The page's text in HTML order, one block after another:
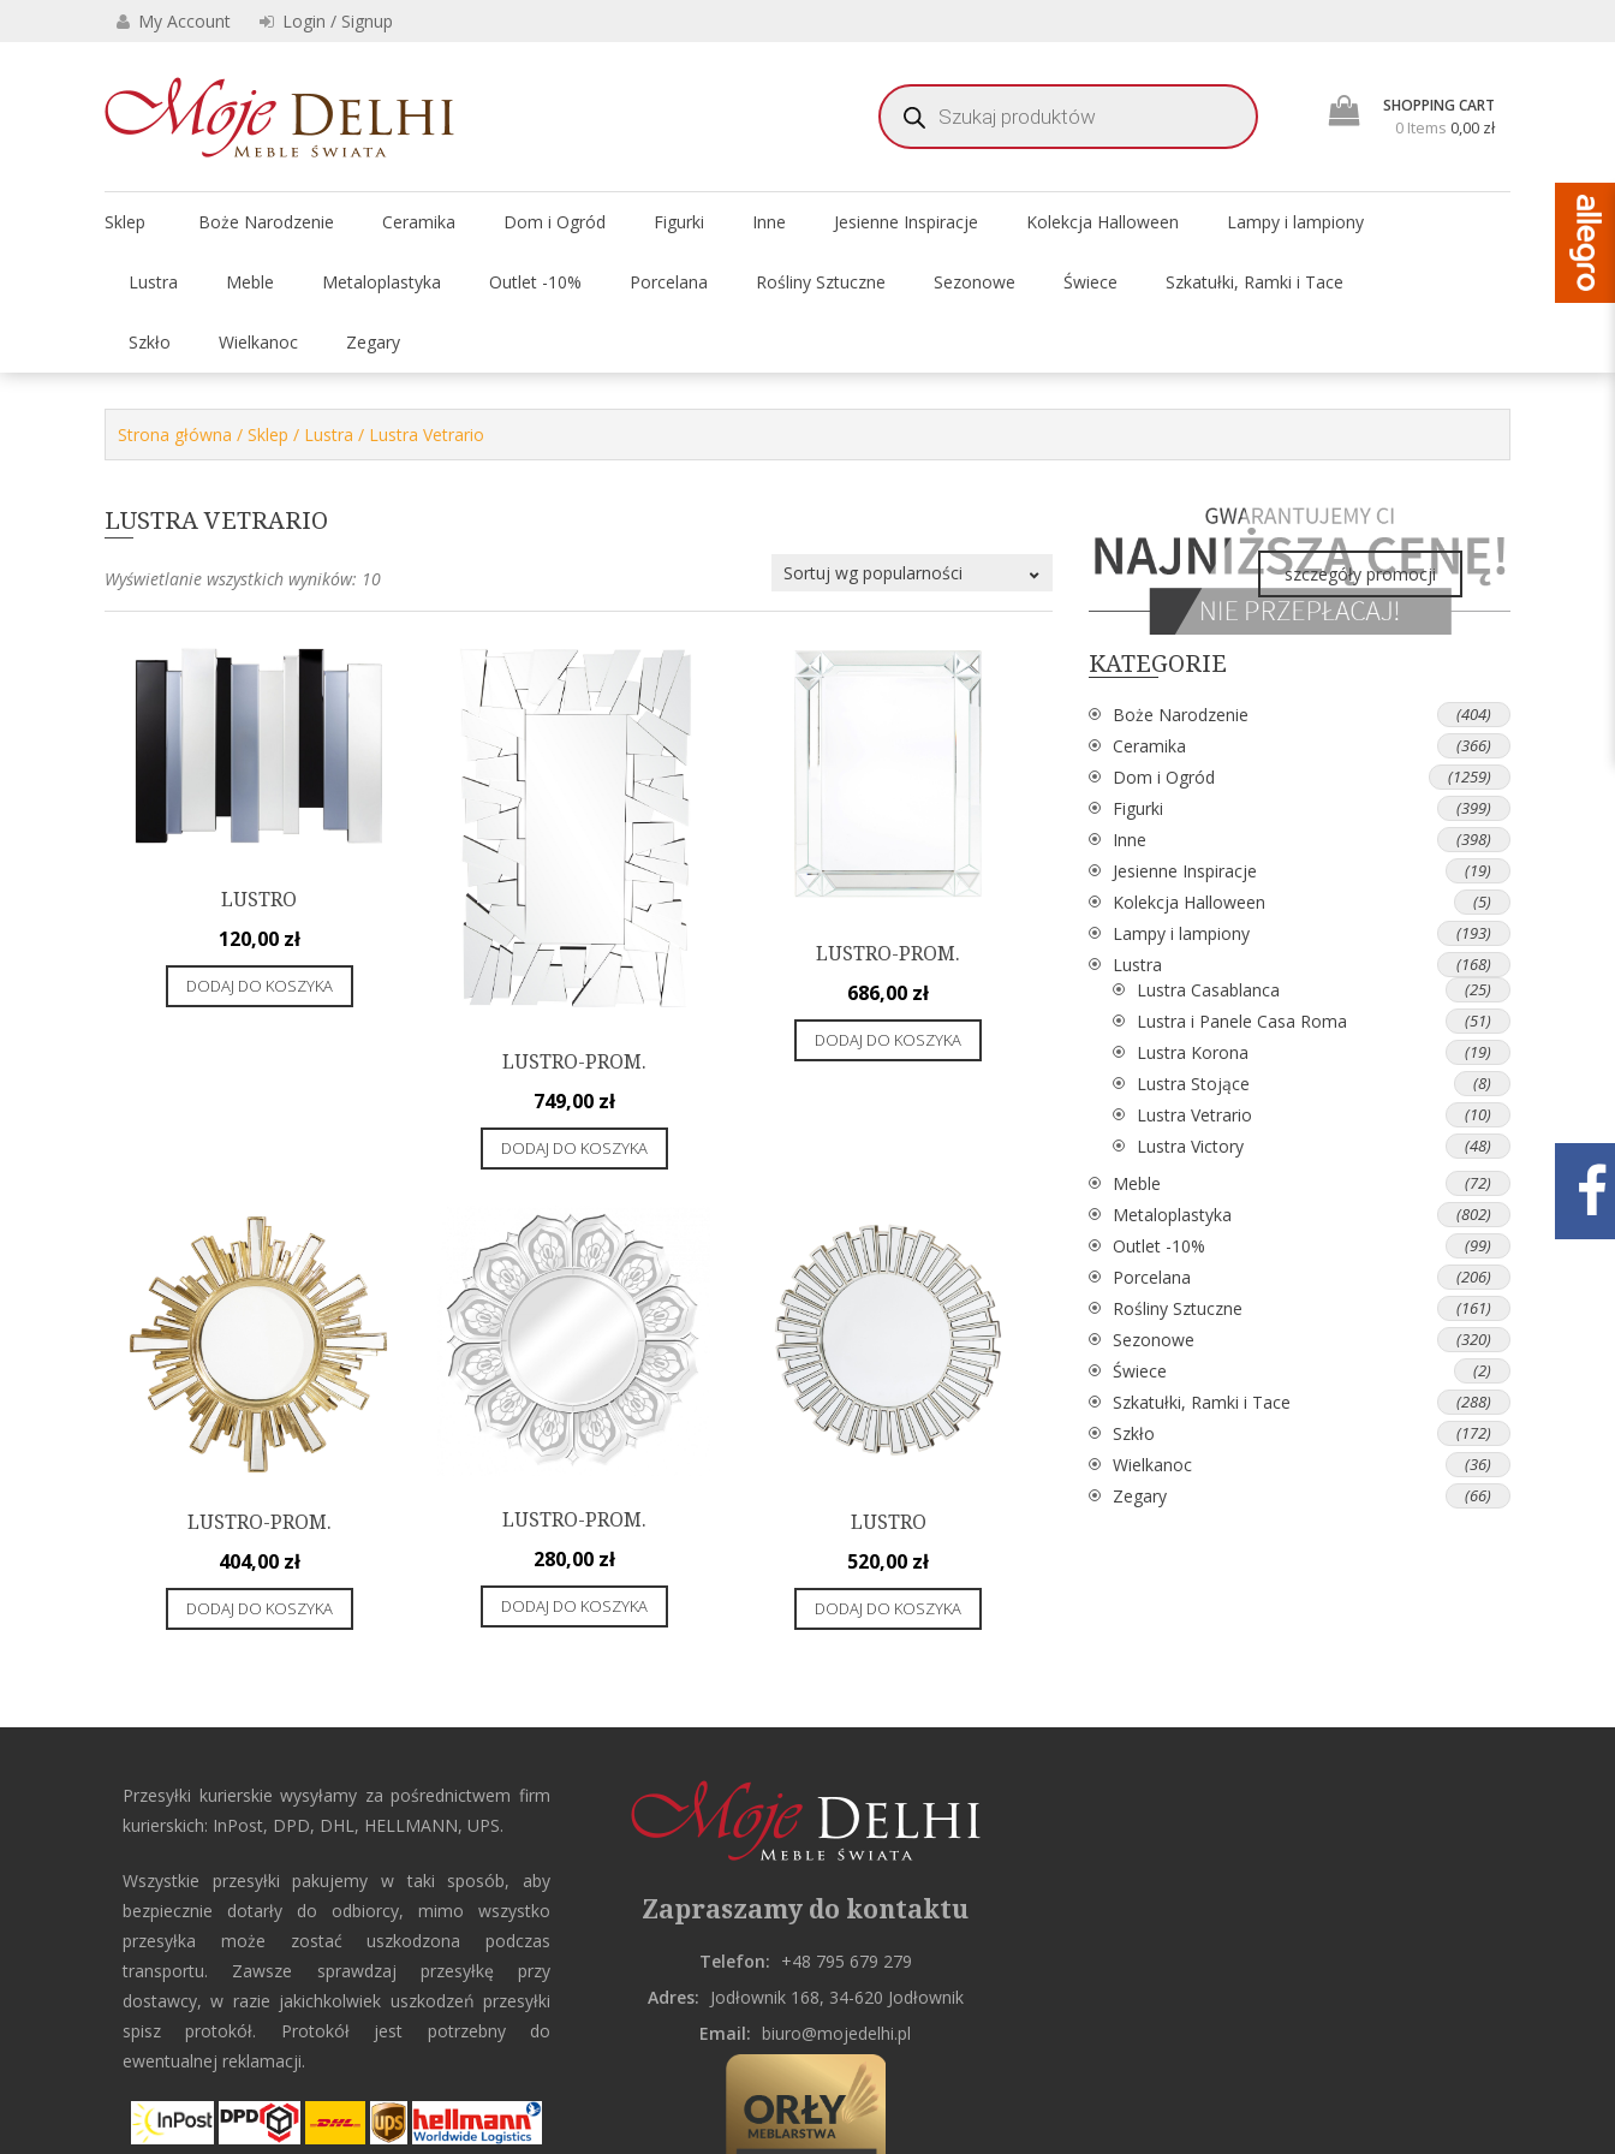
My Account Login / Signup
Wyszukiwarka
produktów SHOPPING CART
0 Items 0,00 zł
Sklep Boże Narodzenie Ceramika Dom i Ogród Figurki Inne Jesienne Inspiracje Kolekcja Halloween Lampy i lampiony
Lustra Meble Metaloplastyka Outlet -10% Porcelana Rośliny Sztuczne Sezonowe Świece Szkatułki, Ramki i Tace
Szkło Wielkanoc Zegary
Strona główna / Sklep / Lustra / Lustra Vetrario
LUSTRA VETRARIO
Wyświetlanie wszystkich wyników: 10Posortowane
LUSTRO
120,00 zł
DODAJ DO KOSZYKA
LUSTRO-PROM.
749,00 zł
DODAJ DO KOSZYKA
LUSTRO-PROM.
686,00 zł
DODAJ DO KOSZYKA
LUSTRO-PROM.
404,00 zł
DODAJ DO KOSZYKA
LUSTRO-PROM.
280,00 zł
DODAJ DO KOSZYKA
LUSTRO
520,00 zł
DODAJ DO KOSZYKA
szczegóły promocji
KATEGORIE
Boże Narodzenie (404)
Ceramika (366)
Dom i Ogród (1259)
Figurki (399)
Inne (398)
Jesienne Inspiracje (19)
Kolekcja Halloween (5)
Lampy i lampiony (193)
Lustra (168)
Lustra Casablanca (25)
Lustra i Panele Casa Roma (51)
Lustra Korona (19)
Lustra Stojące (8)
Lustra Vetrario (10)
Lustra Victory (48)
Meble (72)
Metaloplastyka (802)
Outlet -10% (99)
Porcelana (206)
Rośliny Sztuczne (161)
Sezonowe (320)
Świece (2)
Szkatułki, Ramki i Tace (288)
Szkło (172)
Wielkanoc (36)
Zegary (66)
Przesyłki kurierskie wysyłamy za pośrednictwem firm
kurierskich: InPost, DPD, DHL, HELLMANN, UPS.
Wszystkie przesyłki pakujemy w taki sposób, aby
bezpiecznie dotarły do odbiorcy, mimo wszystko
przesyłka może zostać uszkodzona podczas
transportu. Zawsze sprawdzaj przesyłkę przy
dostawcy, w razie jakichkolwiek uszkodzeń przesyłki
spisz protokół. Protokół jest potrzebny do
ewentualnej reklamacji.
Zapraszamy do kontaktu
Telefon: +48 795 679 279
Adres:
Jodłownik 168, 34-620 Jodłownik
Email: biuro@mojedelhi.pl